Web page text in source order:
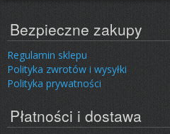
Bezpieczne zakupy
Regulamin sklepu
Polityka zwrotów i wysyłki
Polityka prywatności
Płatności i dostawa